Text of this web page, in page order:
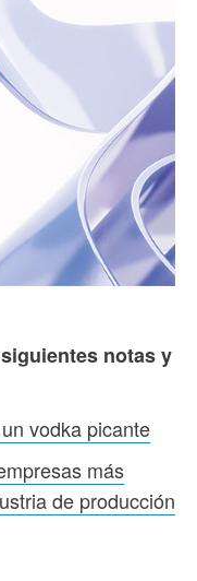
notas y
vodka picante
más
de producción